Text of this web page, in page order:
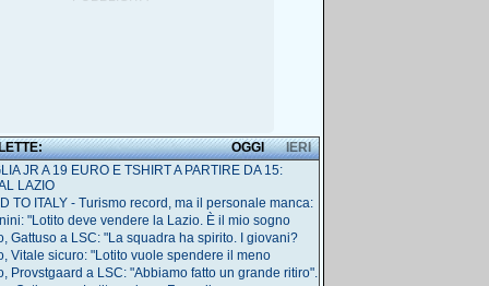
IERI
OGGI
JR A 19 EURO E TSHIRT A PARTIRE DA 15:
LAZIO
TO ITALY - Turismo record, ma il personale manca:
"Lotito deve vendere la Lazio. È il mio sogno
Gattuso a LSC: "La squadra ha spirito. I giovani?
Vitale sicuro: "Lotito vuole spendere il meno
Provstgaard a LSC: "Abbiamo fatto un grande ritiro".